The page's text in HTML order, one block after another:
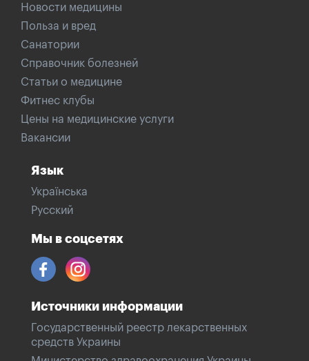
Новости медицины
Польза и вред
Санатории
Справочник болезней
Статьи о медицине
Фитнес клубы
Цены на медицинские услуги
Вакансии
Язык
Українська
Русский
Мы в соцсетях
Источники информации
Государственный реестр лекарственных
средств Украины